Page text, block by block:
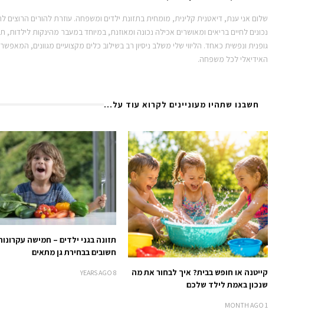
שלום אני ענת, דיאטנית קלינית, מומחית בתזונת ילדים ומשפחה. עוזרת להורים הרוצים
נכונים לחיים בריאים ומאושרים אכילה נכונה ומאוזנת, במיוחד במעבר מהינקות
גופנית ונפשית כאחד. הליווי שלי משלב ניסיון רב בשילוב כלים מקצועיים מגוונים,
האידיאלי לכל משפחה.
חשבנו שתהיו מעוניינים לקרוא עוד על...
תזונה בגני ילדים – חמישה
חשובים בבחירת גן מתאים
8 YEARS AGO
קייטנה או חופש בבית? איך לבחור את מה
שנכון באמת לילד שלכם
1 MONTH AGO